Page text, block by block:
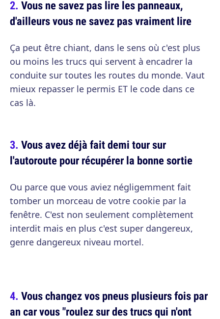
Vous ne savez pas lire les panneaux,
d'ailleurs vous ne savez pas vraiment lire
Ça peut être chiant, dans le sens où c'est plus
ou moins les trucs qui servent à encadrer la
conduite sur toutes les routes du monde. Vaut
mieux repasser le permis ET le code dans ce
cas là.
Vous avez déjà fait demi tour sur
l'autoroute pour récupérer la bonne sortie
Ou parce que vous aviez négligemment fait
tomber un morceau de votre cookie par la
fenêtre. C'est non seulement complètement
interdit mais en plus c'est super dangereux,
genre dangereux niveau mortel.
Vous changez vos pneus plusieurs fois par
an car vous "roulez sur des trucs qui n'ont